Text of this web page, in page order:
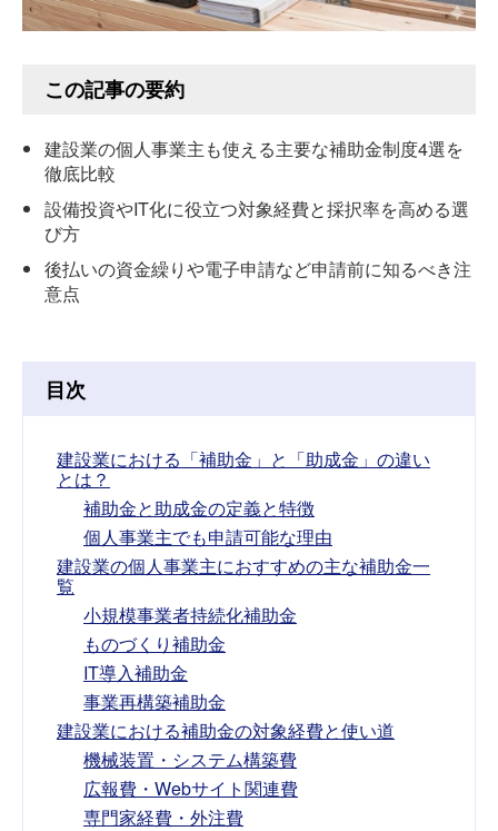
この記事の要約
建設業の個人事業主も使える主要な補助金制度4選を
徹底比較
設備投資やIT化に役立つ対象経費と採択率を高める選
び方
後払いの資金繰りや電子申請など申請前に知るべき注
意点
目次
建設業における「補助金」と「助成金」の違い
とは？
補助金と助成金の定義と特徴
個人事業主でも申請可能な理由
建設業の個人事業主におすすめの主な補助金一
覧
小規模事業者持続化補助金
ものづくり補助金
IT導入補助金
事業再構築補助金
建設業における補助金の対象経費と使い道
機械装置・システム構築費
広報費・Webサイト関連費
専門家経費・外注費